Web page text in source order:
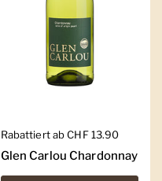
Regulärer Preis
Rabattiert ab CHF 13.90
Glen Carlou Chardonnay